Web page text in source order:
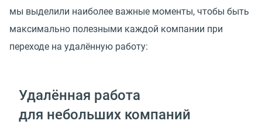
мы выделили наиболее важные моменты, чтобы быть
максимально полезными каждой компании при
переходе на удалённую работу:
Удалённая работа
для небольших компаний